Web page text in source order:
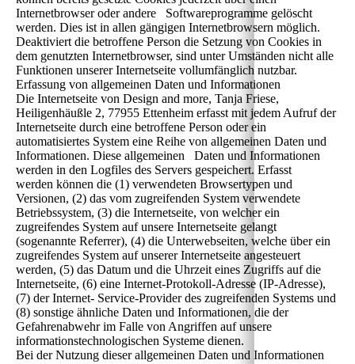
Internetbrowser oder andere Softwareprogramme gelöscht
werden. Dies ist in allen gängigen Internetbrowsern möglich.
Deaktiviert die betroffene Person die Setzung von Cookies in
dem genutzten Internetbrowser, sind unter Umständen nicht alle
Funktionen unserer Internetseite vollumfänglich nutzbar.
Erfassung von allgemeinen Daten und Informationen
Die Internetseite von Design and more, Tanja Friese,
Heiligenhäußle 2, 77955 Ettenheim erfasst mit jedem Aufruf der
Internetseite durch eine betroffene Person oder ein
automatisiertes System eine Reihe von allgemeinen Daten und
Informationen. Diese allgemeinen Daten und Informationen
werden in den Logfiles des Servers gespeichert. Erfasst
werden können die (1) verwendeten Browsertypen und
Versionen, (2) das vom zugreifenden System verwendete
Betriebssystem, (3) die Internetseite, von welcher ein
zugreifendes System auf unsere Internetseite gelangt
(sogenannte Referrer), (4) die Unterwebseiten, welche über ein
zugreifendes System auf unserer Internetseite angesteuert
werden, (5) das Datum und die Uhrzeit eines Zugriffs auf die
Internetseite, (6) eine Internet-Protokoll-Adresse (IP-Adresse),
(7) der Internet- Service-Provider des zugreifenden Systems und
(8) sonstige ähnliche Daten und Informationen, die der
Gefahrenabwehr im Falle von Angriffen auf unsere
informationstechnologischen Systeme dienen.
Bei der Nutzung dieser allgemeinen Daten und Informationen